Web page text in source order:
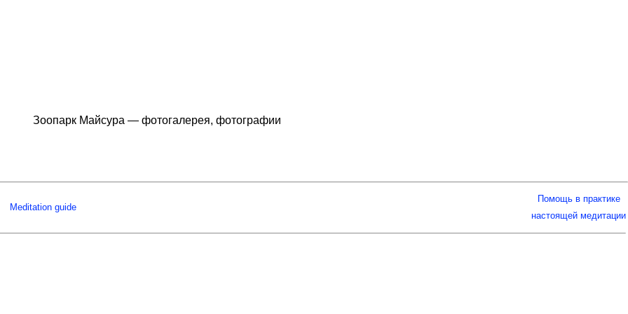
Зоопарк Майсура — фотогалерея, фотографии
Meditation guide
Помощь в практике
настоящей медитации